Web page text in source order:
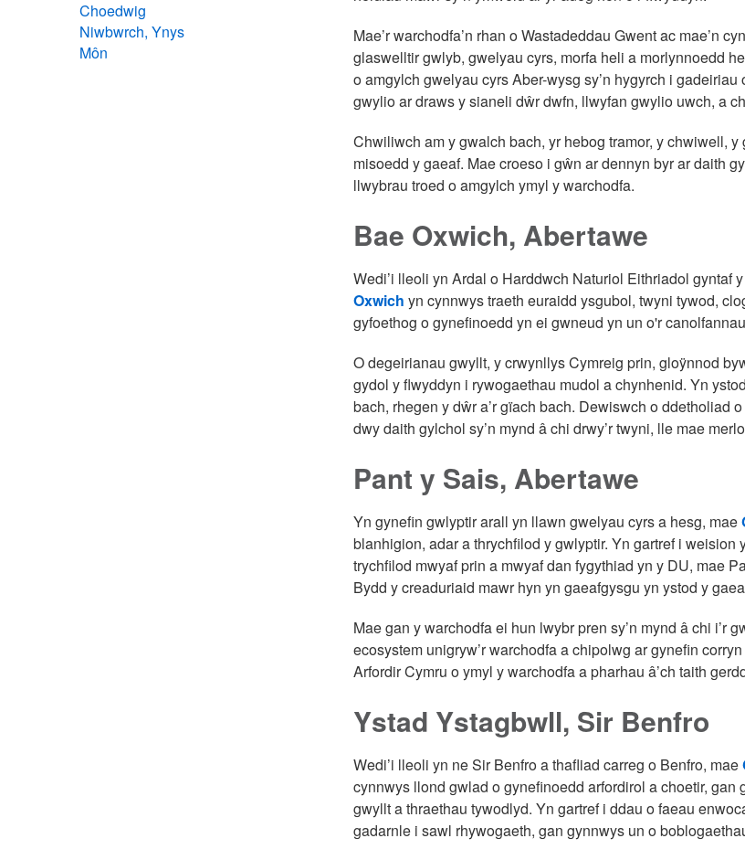
Choedwig
Niwbwrch, Ynys
Môn
Mae’r warchodfa’n rhan o Wastadeddau Gwent ac mae’n
glaswelltir gwlyb, gwelyau cyrs, morfa heli a morlynnoedd
o amgylch gwelyau cyrs Aber-wysg sy’n hygyrch i
gwylio ar draws y sianeli dŵr dwfn, llwyfan gwylio uwch, a
Chwiliwch am y gwalch bach, yr hebog tramor, y chwiwell,
misoedd y gaeaf. Mae croeso i gŵn ar dennyn byr ar daith
llwybrau troed o amgylch ymyl y warchodfa.
Bae Oxwich, Abertawe
Wedi’i lleoli yn Ardal o Harddwch Naturiol Eithriadol gyntaf
Oxwich yn cynnwys traeth euraidd ysgubol, twyni tywod,
gyfoethog o gynefinoedd yn ei gwneud yn un o'r
O degeirianau gwyllt, y crwynllys Cymreig prin, gloÿnnod
gydol y flwyddyn i rywogaethau mudol a chynhenid. Yn
bach, rhegen y dŵr a’r gïach bach. Dewiswch o ddetholiad
dwy daith gylchol sy’n mynd â chi drwy’r twyni, lle mae
Pant y Sais, Abertawe
Yn gynefin gwlyptir arall yn llawn gwelyau cyrs a hesg, mae
blanhigion, adar a thrychfilod y gwlyptir. Yn gartref i weision
trychfilod mwyaf prin a mwyaf dan fygythiad yn y DU, mae
Bydd y creaduriaid mawr hyn yn gaeafgysgu yn ystod y
Mae gan y warchodfa ei hun lwybr pren sy’n mynd â chi
ecosystem unigryw’r warchodfa a chipolwg ar gynefin
Arfordir Cymru o ymyl y warchodfa a pharhau â’ch taith
Ystad Ystagbwll, Sir Benfro
Wedi’i lleoli yn ne Sir Benfro a thafliad carreg o Benfro, mae
cynnwys llond gwlad o gynefinoedd arfordirol a choetir,
gwyllt a thraethau tywodlyd. Yn gartref i ddau o faeau
gadarnle i sawl rhywogaeth, gan gynnwys un o